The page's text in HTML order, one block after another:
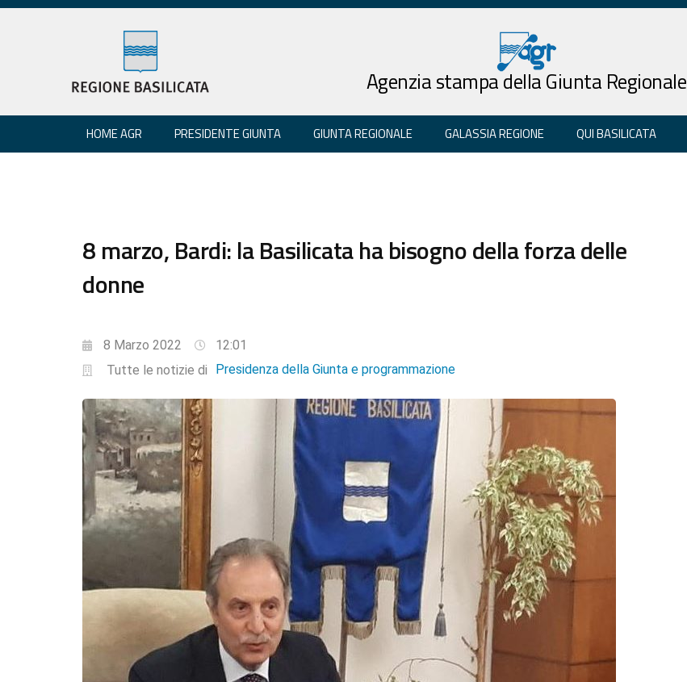
Agenzia stampa della Giunta Regionale
HOME AGR PRESIDENTE GIUNTA GIUNTA REGIONALE GALASSIA REGIONE QUI BASILICATA
8 marzo, Bardi: la Basilicata ha bisogno della forza delle
donne
8 Marzo 2022
12:01
Tutte le notizie di
Presidenza della Giunta e programmazione